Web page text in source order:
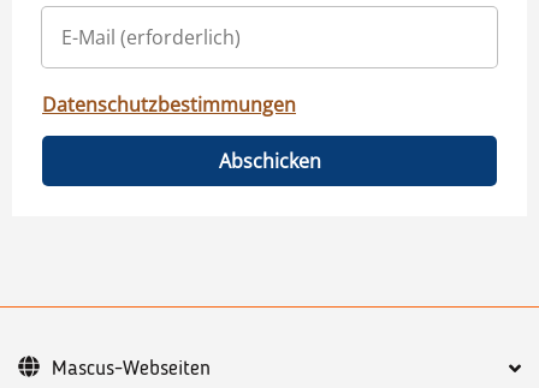
Datenschutzbestimmungen
Abschicken
Mascus-Webseiten